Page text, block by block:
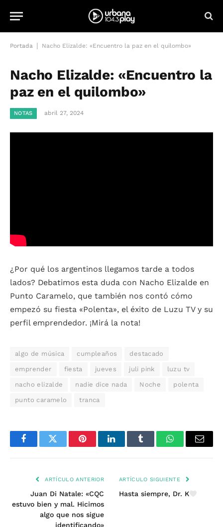
Portada Nacho Elizalde: «Encuentro la paz en el quilombo»
Nacho Elizalde: «Encuentro la
paz en el quilombo»
NOTAS abril 27, 2024
¿Por qué los argentinos llegamos tarde a todos
lados? Debatimos esta duda con Nacho Elizalde en
Punto Caramelo, que también nos contó cómo
empezó su fiesta «Polenta», el éxito de Luzu TV y su
perfil emprendedor. ¡Mirá la nota!
algo de música cumpleaños destacado
emprender fiesta jueves juli pink luzu tv
nacho elizalde nadie dice nada Noche polenta
punto caramelo tranca
FacebookTwitter PinterestLinkedInTumblr WhatsAppEmail
ARTÍCULO ANTERIOR
Juan Di Natale: «CQC
estuvo bien y mal. Hicimos
algo que nos sigue
identificando»
ARTÍCULO SIGUIENTE
Hasta siempre, Dr. K